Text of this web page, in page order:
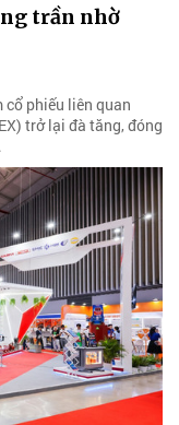
trần nhờ
phiếu liên quan
trở lại đà tăng, đóng